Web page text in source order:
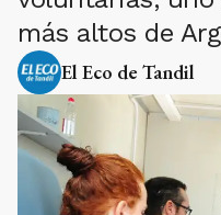
más altos de
El Eco de Tandil